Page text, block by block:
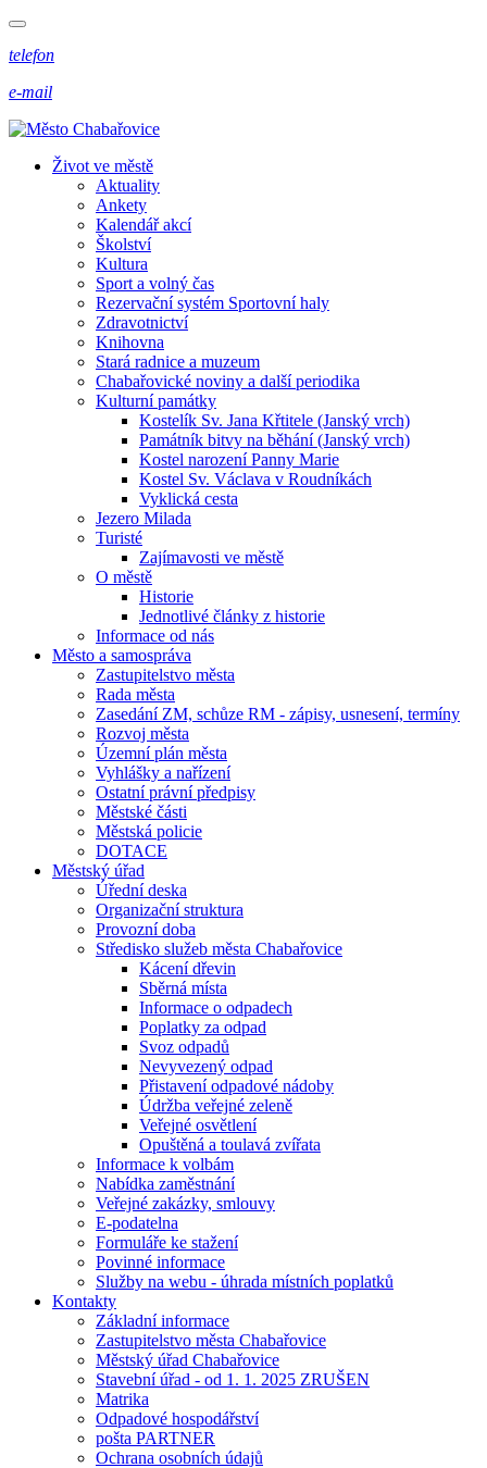
telefon
e-mail
Život ve městě
Aktuality
Ankety
Kalendář akcí
Školství
Kultura
Sport a volný čas
Rezervační systém Sportovní haly
Zdravotnictví
Knihovna
Stará radnice a muzeum
Chabařovické noviny a další periodika
Kulturní památky
Kostelík Sv. Jana Křtitele (Janský vrch)
Památník bitvy na běhání (Janský vrch)
Kostel narození Panny Marie
Kostel Sv. Václava v Roudníkách
Vyklická cesta
Jezero Milada
Turisté
Zajímavosti ve městě
O městě
Historie
Jednotlivé články z historie
Informace od nás
Město a samospráva
Zastupitelstvo města
Rada města
Zasedání ZM, schůze RM - zápisy, usnesení, termíny
Rozvoj města
Územní plán města
Vyhlášky a nařízení
Ostatní právní předpisy
Městské části
Městská policie
DOTACE
Městský úřad
Úřední deska
Organizační struktura
Provozní doba
Středisko služeb města Chabařovice
Kácení dřevin
Sběrná místa
Informace o odpadech
Poplatky za odpad
Svoz odpadů
Nevyvezený odpad
Přistavení odpadové nádoby
Údržba veřejné zeleně
Veřejné osvětlení
Opuštěná a toulavá zvířata
Informace k volbám
Nabídka zaměstnání
Veřejné zakázky, smlouvy
E-podatelna
Formuláře ke stažení
Povinné informace
Služby na webu - úhrada místních poplatků
Kontakty
Základní informace
Zastupitelstvo města Chabařovice
Městský úřad Chabařovice
Stavební úřad - od 1. 1. 2025 ZRUŠEN
Matrika
Odpadové hospodářství
pošta PARTNER
Ochrana osobních údajů